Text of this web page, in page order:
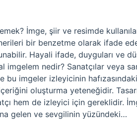
İmge, şiir ve resimde
bir benzetme olarak ifade
Hayali ifade, duyguları ve
imgelem nedir? Sanatçılar veya
bu imgeler izleyicinin
oluşturma yeteneğidir.
hem de izleyici için gereklidir.
gelen ve sevgilinin yüzündeki…